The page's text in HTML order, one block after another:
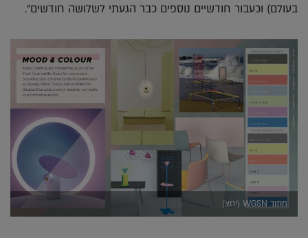
בעולם) וכעבור חודשיים נוספים כבר הגעתי לשלושה חודשים".
מתוך WGSN (יחצ)